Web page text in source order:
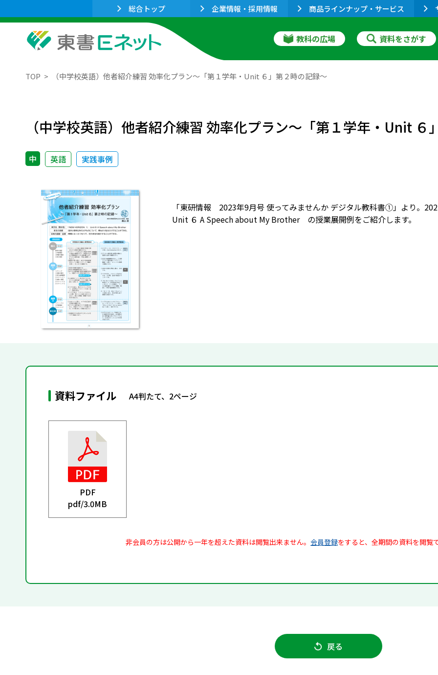
総合トップ 企業情報・採用情報 商品ラインナップ・サービス
教科の広場 資料をさがす
TOP （中学校英語）他者紹介練習 効率化プラン～「第１学年・Unit ６」第２時の記録～
（中学校英語）他者紹介練習 効率化プラン～「第１学年・Unit ６
中 英語 実践事例
「東研情報 2023年9月号 使ってみませんか デジタル教科書①」より。
Unit ６ A Speech about My Brother の授業展開例をご紹介します。
資料ファイル A4判たて、2ページ
PDF
pdf/3.0MB
非会員の方は公開から一年を超えた資料は閲覧出来ません。 会員登録をすると、全期間の資料を閲覧
戻る